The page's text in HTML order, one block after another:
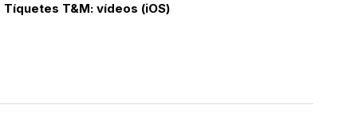
Tíquetes T&M: vídeos (iOS)